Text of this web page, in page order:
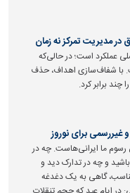
مدیریت تمرکز نه زمان
عملکرد است؛ در حالی‌که
با شفاف‌سازی اهداف، حذف
برابر کرد.
غیررسمی برای نوروز
رسوم ما ایرانی‌هاست. چه در
و چه در تدارک دید و
گاهی به یک دغدغه